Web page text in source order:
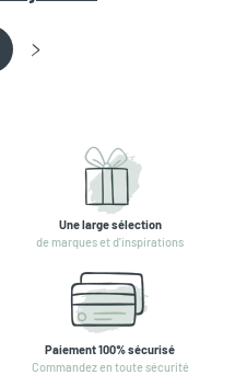
Une large sélection
de marques et d'inspirations
Paiement 100% sécurisé
Commandez en toute sécurité